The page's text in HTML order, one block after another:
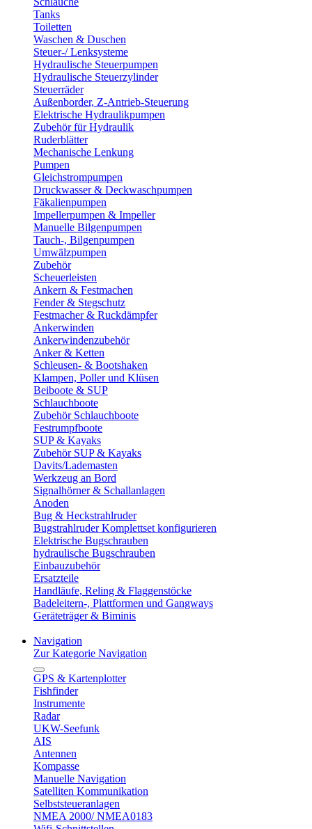
Tanks
Toiletten
Waschen & Duschen
Steuer-/ Lenksysteme
Hydraulische Steuerpumpen
Hydraulische Steuerzylinder
Steuerräder
Außenborder, Z-Antrieb-Steuerung
Elektrische Hydraulikpumpen
Zubehör für Hydraulik
Ruderblätter
Mechanische Lenkung
Pumpen
Gleichstrompumpen
Druckwasser & Deckwaschpumpen
Fäkalienpumpen
Impellerpumpen & Impeller
Manuelle Bilgenpumpen
Tauch-, Bilgenpumpen
Umwälzpumpen
Zubehör
Scheuerleisten
Ankern & Festmachen
Fender & Stegschutz
Festmacher & Ruckdämpfer
Ankerwinden
Ankerwindenzubehör
Anker & Ketten
Schleusen- & Bootshaken
Klampen, Poller und Klüsen
Beiboote & SUP
Schlauchboote
Zubehör Schlauchboote
Festrumpfboote
SUP & Kayaks
Zubehör SUP & Kayaks
Davits/Lademasten
Werkzeug an Bord
Signalhörner & Schallanlagen
Anoden
Bug & Heckstrahlruder
Bugstrahlruder Komplettset konfigurieren
Elektrische Bugschrauben
hydraulische Bugschrauben
Einbauzubehör
Ersatzteile
Handläufe, Reling & Flaggenstöcke
Badeleitern-, Plattformen und Gangways
Geräteträger & Biminis
Navigation
Zur Kategorie Navigation
GPS & Kartenplotter
Fishfinder
Instrumente
Radar
UKW-Seefunk
AIS
Antennen
Kompasse
Manuelle Navigation
Satelliten Kommunikation
Selbststeueranlagen
NMEA 2000/ NMEA0183